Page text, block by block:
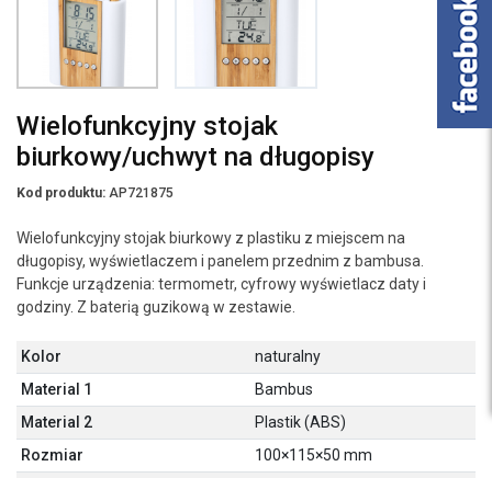
Wielofunkcyjny stojak
biurkowy/uchwyt na długopisy
Kod produktu: AP721875
Wielofunkcyjny stojak biurkowy z plastiku z miejscem na
długopisy, wyświetlaczem i panelem przednim z bambusa.
Funkcje urządzenia: termometr, cyfrowy wyświetlacz daty i
godziny. Z baterią guzikową w zestawie.
Kolor
naturalny
Material 1
Bambus
Material 2
Plastik (ABS)
Rozmiar
100×115×50 mm